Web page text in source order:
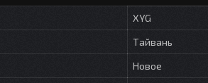
XYG
Тайвань
Новое